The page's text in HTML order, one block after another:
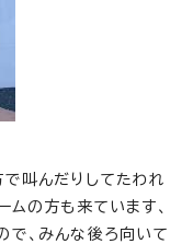
叫んだりしてたわれ
の方も来ています、
で、みんな後ろ向いて